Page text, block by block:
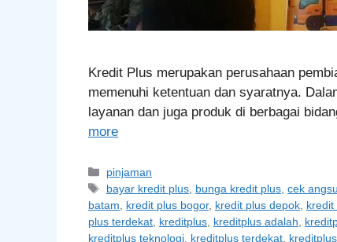
Kredit Plus merupakan perusahaan
memenuhi ketentuan dan syaratnya.
layanan dan juga produk di berbagai
more
Categories
pinjaman
Tags
bayar kredit plus bunga kredit plus ,cek
batam
kredit plus bogor, kredit plus depok kredit
plus terdekat kreditplus kreditplus adalah
kreditplus teknologi kreditplus terdekat